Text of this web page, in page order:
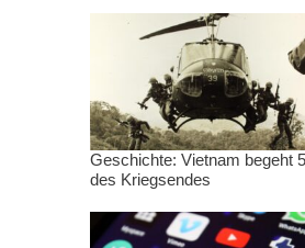
Geschichte: Vietnam begeht
des Kriegsendes